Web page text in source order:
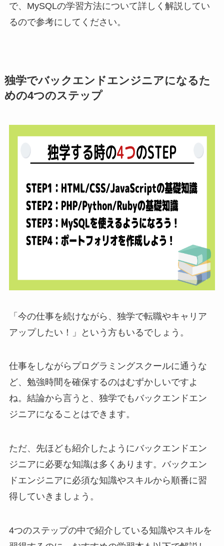
で、MySQLの学習方法について詳しく解説してい
るので参考にしてください。
独学でバックエンドエンジニアになるた
めの4つのステップ
「今の仕事を続けながら、独学で転職やキャリア
アップしたい！」という方もいるでしょう。
仕事をしながらプログラミングスクールに通うな
ど、勉強時間を確保するのはむずかしいですよ
ね。結論から言うと、独学でもバックエンドエン
ジニアになることはできます。
ただ、先ほども紹介したようにバックエンドエン
ジニアに必要な知識は多くあります。バックエン
ドエンジニアに必須な知識やスキルから順番に習
得していきましょう。
4つのステップの中で紹介している知識やスキルを